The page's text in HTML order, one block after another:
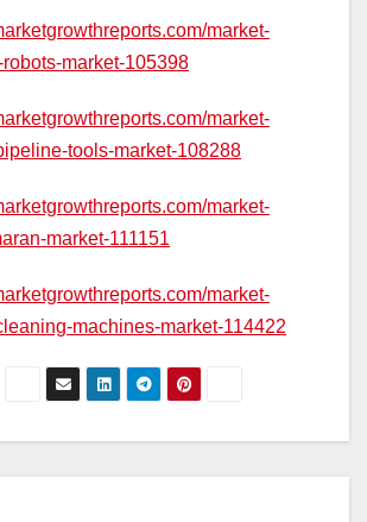
market-
market-105398
market-
tools-market-108288
market-
market-111151
market-
machines-market-114422